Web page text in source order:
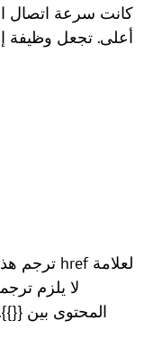
كانت سرعة اتصال
أعلى. تجعل وظيفة
المحتوى بين